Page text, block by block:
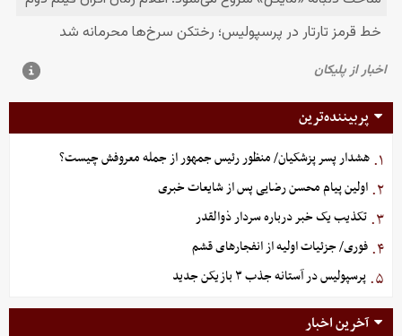
پربیننده‌ترین
۱. هشدار پسر پزشکیان/ منظور رئیس جمهور از جمله معروفش چیست؟
۲. اولین پیام محسن رضایی پس از شایعات خبری
۳. تکذیب یک خبر درباره سردار ذوالقدر
۴. فوری/ جزئیات اولیه از انفجارهای قشم
۵. پرسپولیس در آستانه جذب ۳ بازیکن جدید
آخرین اخبار